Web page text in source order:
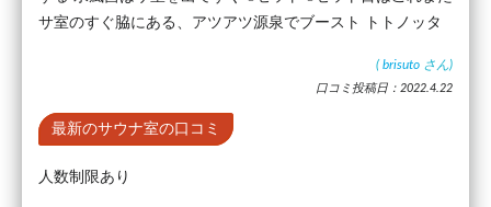
サ室のすぐ脇にある、アツアツ源泉でブースト トトノッタ
( brisuto さん)
口コミ投稿日：2022.4.22
最新のサウナ室の口コミ
人数制限あり